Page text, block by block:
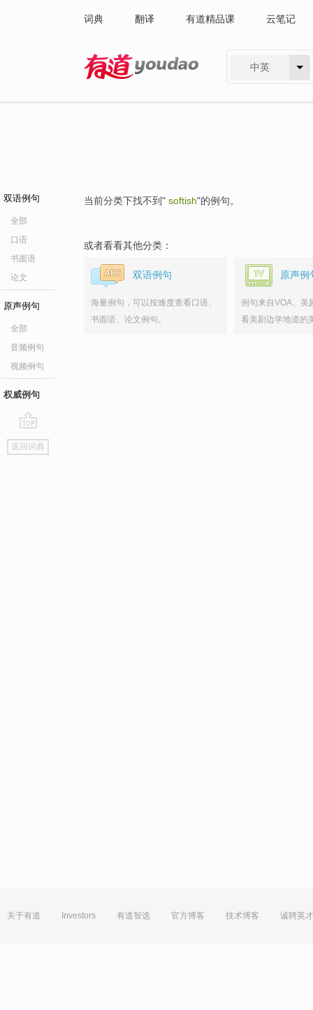
词典 翻译 有道精品课 云笔记
中英
双语例句
全部
口语
书面语
论文
原声例句
全部
音频例句
视频例句
权威例句
go
top
返回词典
当前分类下找不到" softish"的例句。
或者看看其他分类：
双语例句
海量例句，可以按难度查看口语、
书面语、论文例句。
原声例
例句来自VOA、美
看美剧边学地道的
关于有道 Investors 有道智选 官方博客 技术博客 诚聘英才